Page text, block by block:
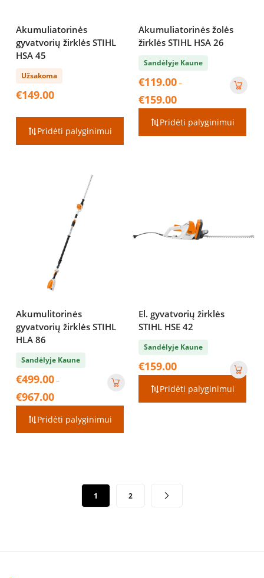
Akumuliatorinės
gyvatvorių žirklės STIHL
HSA 45
Užsakoma
€149.00
Pridėti palyginimui
Akumuliatorinės žolės
žirklės STIHL HSA 26
Sandėlyje Kaune
€119.00–
€159.00Price
range:
€119.00
Pridėti palyginimui
Akumulitorinės
gyvatvorių žirklės STIHL
HLA 86
Sandėlyje Kaune
€499.00–
€967.00Price
range:
€499.00
Pridėti palyginimui
El. gyvatvorių žirklės
STIHL HSE 42
Sandėlyje Kaune
€159.00
Pridėti palyginimui
1 2